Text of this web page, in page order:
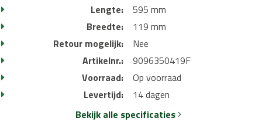
Lengte:
595 mm
Breedte:
119 mm
Retour mogelijk:
Nee
Artikelnr.:
9096350419F
Voorraad:
Op voorraad
Levertijd:
14 dagen
Bekijk alle specificaties